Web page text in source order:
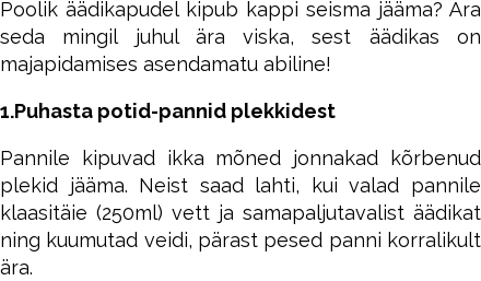
Poolik äädikapudel kipub kappi seisma jääma? Ära
seda mingil juhul ära viska, sest äädikas on
majapidamises asendamatu abiline!
1.Puhasta potid-pannid plekkidest
Pannile kipuvad ikka mõned jonnakad kõrbenud
plekid jääma. Neist saad lahti, kui valad pannile
klaasitäie (250ml) vett ja samapaljutavalist äädikat
ning kuumutad veidi, pärast pesed panni korralikult
ära.